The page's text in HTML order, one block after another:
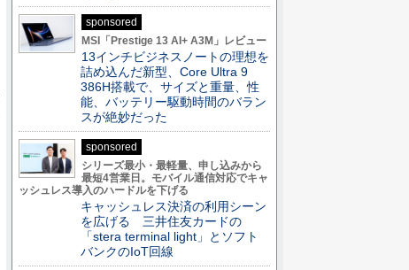
sponsored
MSI「Prestige 13 AI+ A3M」レビュー
13インチビジネスノートの理想を
詰め込んだ新型、Core Ultra 9
386H搭載で、サイズと重量、性
能、バッテリー駆動時間のバラン
スが絶妙だった
sponsored
シリーズ最小・最軽量、申し込みから
最短4営業日。モバイル通信対応でキャ
ッシュレス導入のハードルを下げる
キャッシュレス決済の利用シーン
を広げる 三井住友カードの
「stera terminal light」とソフト
バンクのIoT回線